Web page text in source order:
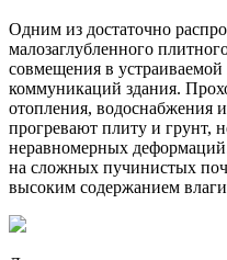
Одним из достаточно
малозаглубленного
совмещения в
коммуникаций здания.
отопления, водоснабжения
прогревают плиту и грунт,
неравномерных
на сложных пучинистых
высоким содержанием